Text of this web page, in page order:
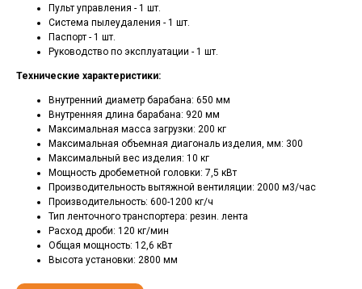
Пульт управления - 1 шт.
Система пылеудаления - 1 шт.
Паспорт - 1 шт.
Руководство по эксплуатации - 1 шт.
Технические характеристики:
Внутренний диаметр барабана: 650 мм
Внутренняя длина барабана: 920 мм
Максимальная масса загрузки: 200 кг
Максимальная объемная диагональ изделия, мм: 300
Максимальный вес изделия: 10 кг
Мощность дробеметной головки: 7,5 кВт
Производительность вытяжной вентиляции: 2000 м3/час
Производительность: 600-1200 кг/ч
Тип ленточного транспортера: резин. лента
Расход дроби: 120 кг/мин
Общая мощность: 12,6 кВт
Высота установки: 2800 мм